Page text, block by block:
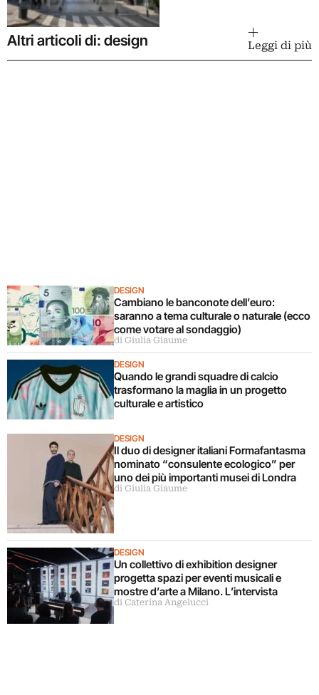
Altri articoli di: design Leggi di più
DESIGN
Cambiano le banconote dell’euro:
saranno a tema culturale o naturale (ecco
come votare al sondaggio)
di Giulia Giaume
DESIGN
Quando le grandi squadre di calcio
trasformano la maglia in un progetto
culturale e artistico
DESIGN
Il duo di designer italiani Formafantasma
nominato “consulente ecologico” per
uno dei più importanti musei di Londra
di Giulia Giaume
DESIGN
Un collettivo di exhibition designer
progetta spazi per eventi musicali e
mostre d’arte a Milano. L’intervista
di Caterina Angelucci